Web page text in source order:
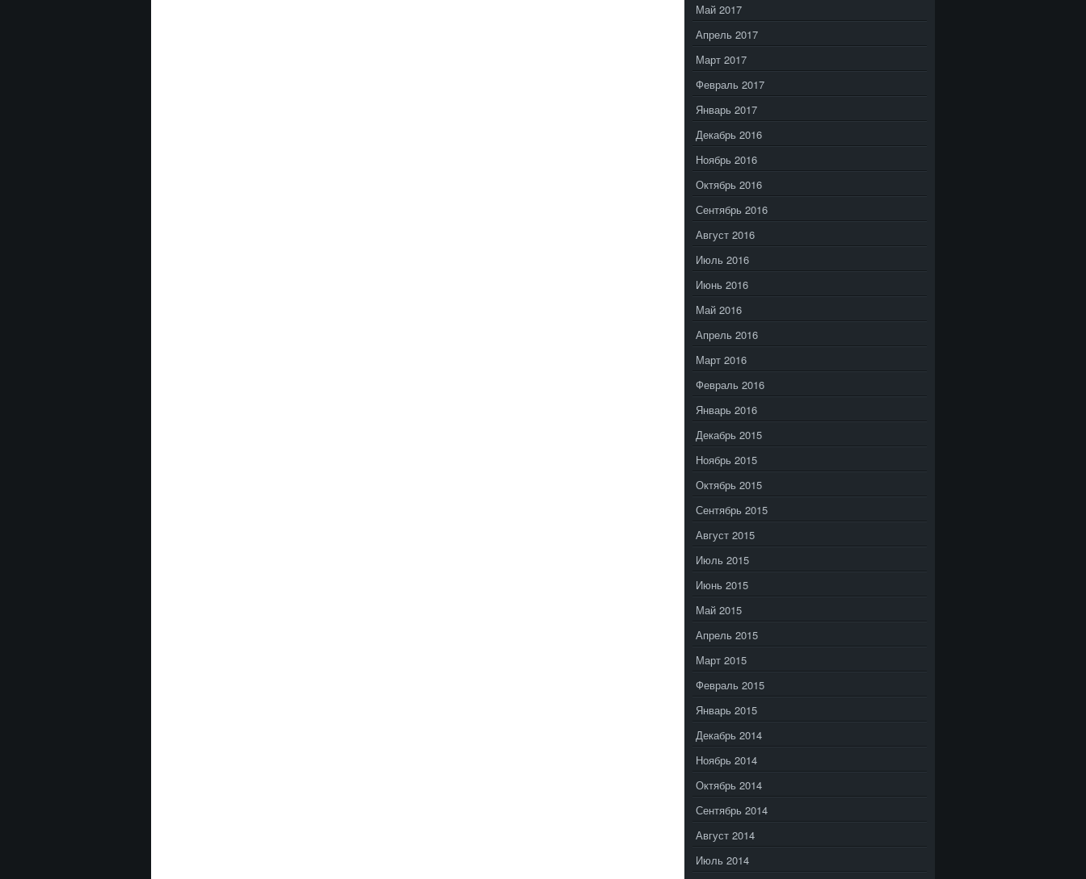
Май 2017
Апрель 2017
Март 2017
Февраль 2017
Январь 2017
Декабрь 2016
Ноябрь 2016
Октябрь 2016
Сентябрь 2016
Август 2016
Июль 2016
Июнь 2016
Май 2016
Апрель 2016
Март 2016
Февраль 2016
Январь 2016
Декабрь 2015
Ноябрь 2015
Октябрь 2015
Сентябрь 2015
Август 2015
Июль 2015
Июнь 2015
Май 2015
Апрель 2015
Март 2015
Февраль 2015
Январь 2015
Декабрь 2014
Ноябрь 2014
Октябрь 2014
Сентябрь 2014
Август 2014
Июль 2014